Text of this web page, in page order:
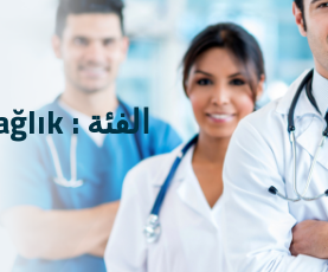
الفئة : Sağlık